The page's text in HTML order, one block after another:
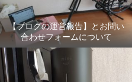
【ブログの運営報告】とお問い
合わせフォームについて